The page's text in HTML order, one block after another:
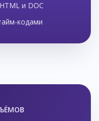
и DOC
кодами